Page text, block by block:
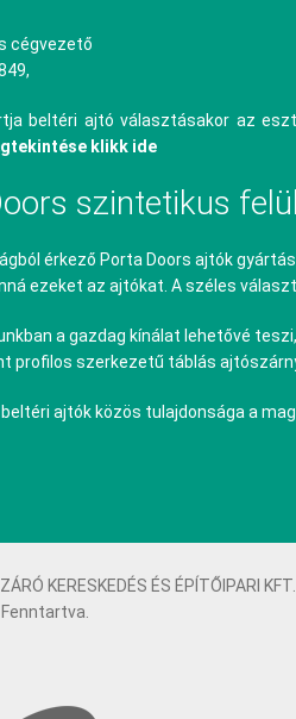
cégvezető
beltéri ajtó választásakor az
klikk ide
szintetikus
érkező Porta Doors ajtók
ezeket az ajtókat. A széles
a gazdag kínálat lehetővé
profilos szerkezetű táblás
ajtók közös tulajdonsága a
KERESKEDÉS ÉS ÉPÍTŐIPARI KFT.